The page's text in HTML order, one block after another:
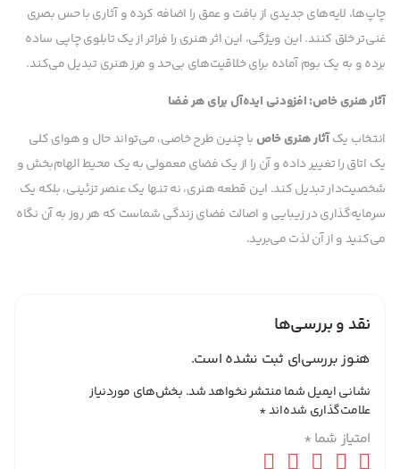
چاپ‌ها، لایه‌های جدیدی از بافت و عمق را اضافه کرده و آثاری با حس بصری
غنی‌تر خلق کنند. این ویژگی، این اثر هنری را فراتر از یک تابلوی چاپی ساده
برده و به یک بوم آماده برای خلاقیت‌های بی‌حد و مرز هنری تبدیل می‌کند.
آثار هنری خاص: افزودنی ایده‌آل برای هر فضا
انتخاب یکآثار هنری خاص با چنین طرح خاصی، می‌تواند حال و هوای کلی
یک اتاق را تغییر داده و آن را از یک فضای معمولی به یک محیط الهام‌بخش و
شخصیت‌دار تبدیل کند. این قطعه هنری، نه تنها یک عنصر تزئینی، بلکه یک
سرمایه‌گذاری در زیبایی و اصالت فضای زندگی شماست که هر روز به آن نگاه
می‌کنید و از آن لذت می‌برید.
نقد و بررسی‌ها
هنوز بررسی‌ای ثبت نشده است.
نشانی ایمیل شما منتشر نخواهد شد. بخش‌های موردنیاز
علامت‌گذاری شده‌اند*
امتیاز شما *